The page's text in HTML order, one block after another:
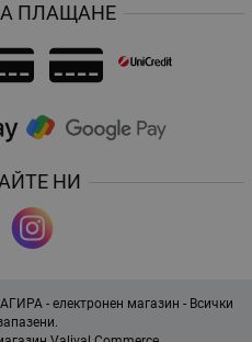
ПЛАЩАНЕ
НИ
- електронен магазин - Всички